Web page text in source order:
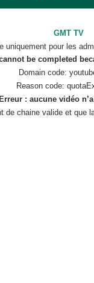
GMT TV
uniquement pour les
be completed
Domain code:
Reason code:
Erreur : aucune vidéo
de chaine valide et